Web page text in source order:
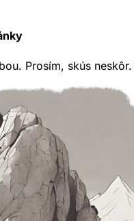
Prosím, skús neskôr.